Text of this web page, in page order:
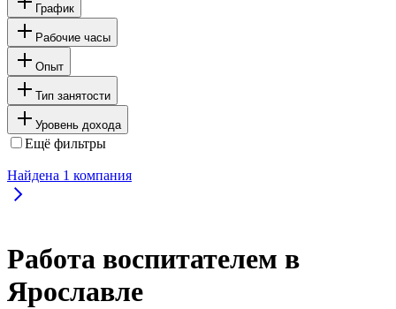
График
Рабочие часы
Опыт
Тип занятости
Уровень дохода
Ещё фильтры
Найдена 1 компания
Работа воспитателем в
Ярославле